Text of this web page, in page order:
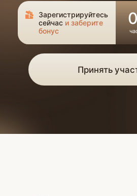
Комуподойдет?